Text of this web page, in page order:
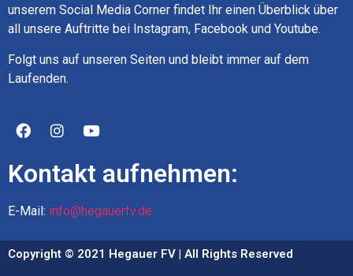
unserem Social Media Corner findet Ihr einen Überblick über
all unsere Auftritte bei Instagram, Facebook und Youtube.
Folgt uns auf unseren Seiten und bleibt immer auf dem
Laufenden.
Kontakt aufnehmen:
E-Mail: info@hegauerfv.de
Copyright © 2021 Hegauer FV | All Rights Reserved